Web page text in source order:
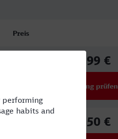
Preis
29,99 €
Verbindung prüfen
45,50 €